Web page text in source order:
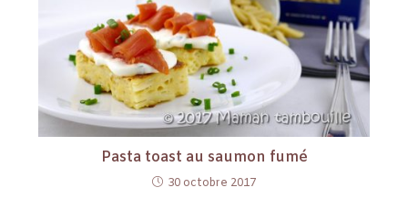
Pasta toast au saumon fumé
30 octobre 2017